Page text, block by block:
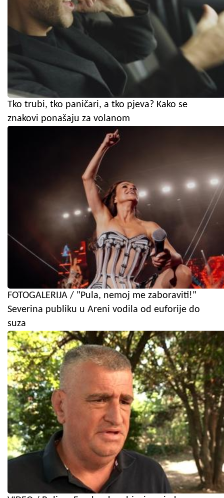
Tko trubi, tko paničari, a tko pjeva? Kako se
znakovi ponašaju za volanom
FOTOGALERIJA / "Pula, nemoj me zaboraviti!"
Severina publiku u Areni vodila od euforije do
suza